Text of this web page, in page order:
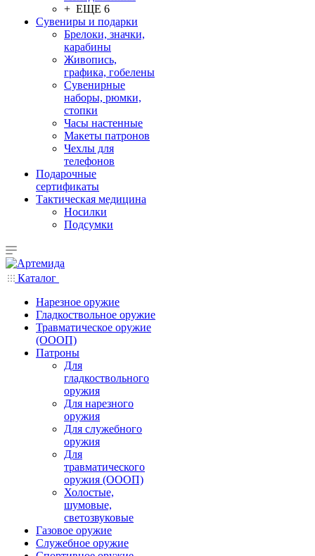
+ ЕЩЕ 6
Сувениры и подарки
Брелоки, значки,
карабины
Живопись,
графика, гобелены
Сувенирные
наборы, рюмки,
стопки
Часы настенные
Макеты патронов
Чехлы для
телефонов
Подарочные
сертификаты
Тактическая медицина
Носилки
Подсумки
Каталог
Нарезное оружие
Гладкоствольное оружие
Травматическое оружие
(ОООП)
Патроны
Для
гладкоствольного
оружия
Для нарезного
оружия
Для служебного
оружия
Для
травматического
оружия (ОООП)
Холостые,
шумовые,
светозвуковые
Газовое оружие
Служебное оружие